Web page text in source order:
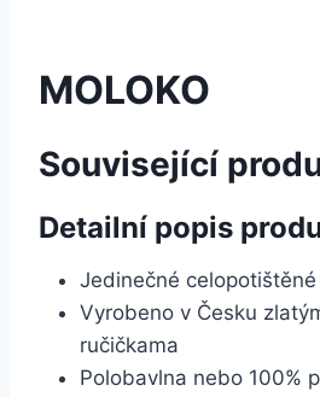
MOLOKO
Související
Detailní popis
Jedinečné
Vyrobeno v Česku
ručičkama
Polobavlna nebo 100%